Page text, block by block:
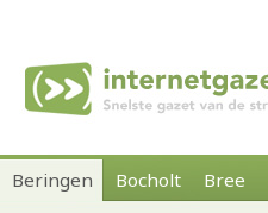
Beringen Bocholt Bree